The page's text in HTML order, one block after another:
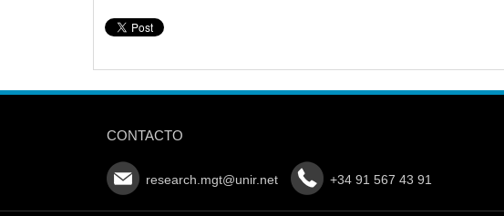
CONTACTO
research.mgt@unir.net +34 91 567 43 91